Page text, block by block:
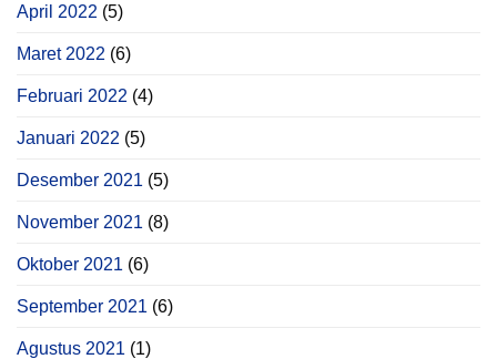
April 2022 (5)
Maret 2022 (6)
Februari 2022 (4)
Januari 2022 (5)
Desember 2021 (5)
November 2021 (8)
Oktober 2021 (6)
September 2021 (6)
Agustus 2021 (1)